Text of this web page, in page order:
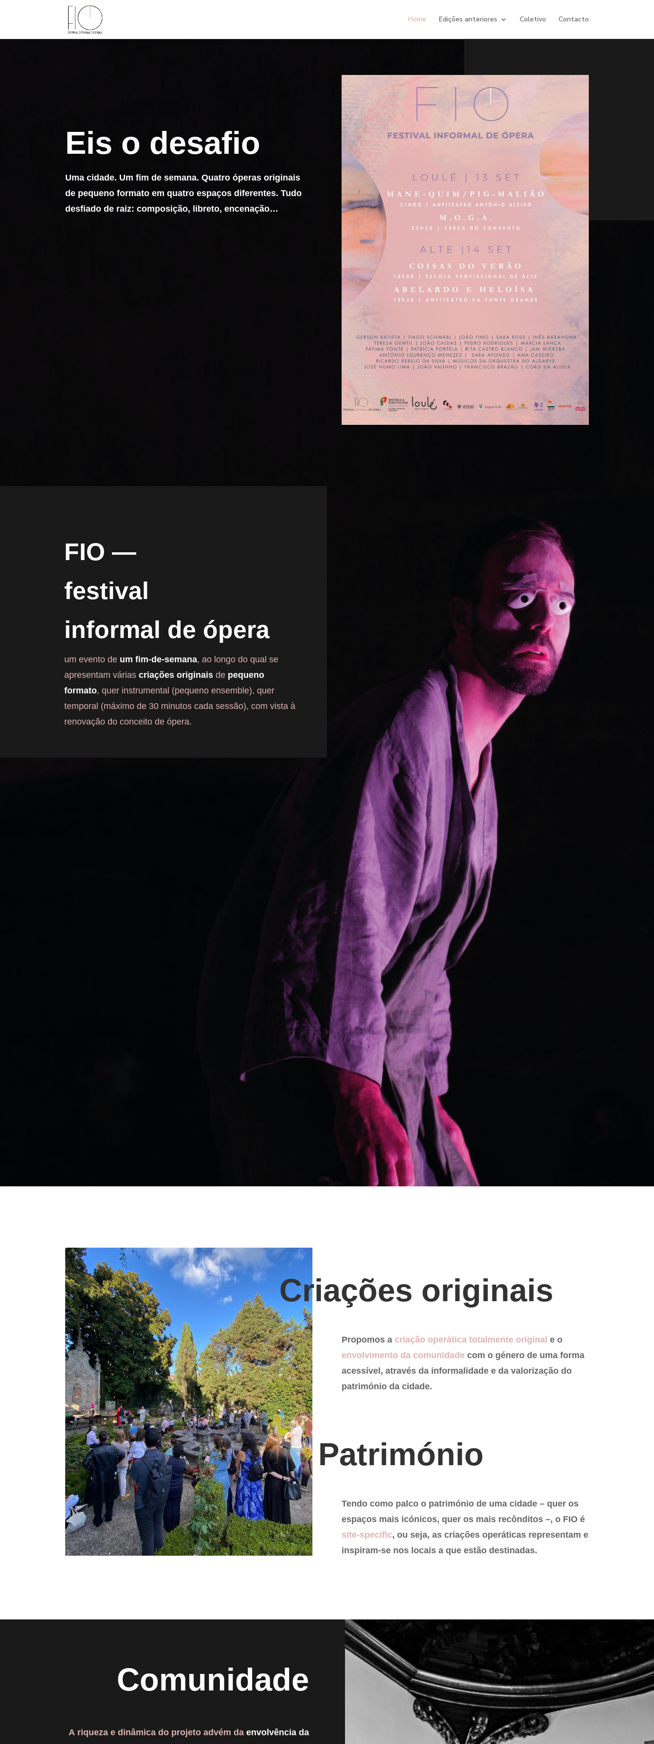
Home Edições anteriores Coletivo Contacto
Eis o desafio
Uma cidade. Um fim de semana. Quatro óperas originais
de pequeno formato em quatro espaços diferentes. Tudo
desfiado de raiz: composição, libreto, encenação…
FIO —
festival
informal de ópera
um evento de um fim-de-semana, ao longo do qual se
apresentam várias criações originais de pequeno
formato, quer instrumental (pequeno ensemble), quer
temporal (máximo de 30 minutos cada sessão), com vista à
renovação do conceito de ópera.
Criações originais
Propomos a criação operática totalmente original e o
envolvimento da comunidadecom o género de uma forma
acessível, através da informalidade e da valorização do
património da cidade.
Património
Tendo como palco o património de uma cidade – quer os
espaços mais icónicos, quer os mais recônditos –, o FIO é
site-specific, ou seja, as criações operáticas representam e
inspiram-se nos locais a que estão destinadas.
Comunidade
A riqueza e dinâmica do projeto advém daenvolvência da